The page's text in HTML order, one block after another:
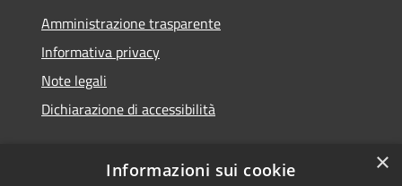
Amministrazione trasparente
Informativa privacy
Note legali
Dichiarazione di accessibilità
×
Informazioni sui cookie